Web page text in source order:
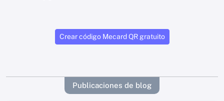
Crear código Mecard QR gratuito
Publicaciones de blog